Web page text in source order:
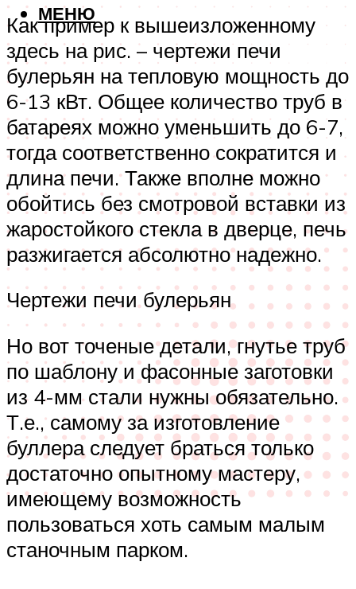
МЕНЮ
Как пример к вышеизложенному
здесь на рис. – чертежи печи
булерьян на тепловую мощность до
6-13 кВт. Общее количество труб в
батареях можно уменьшить до 6-7,
тогда соответственно сократится и
длина печи. Также вполне можно
обойтись без смотровой вставки из
жаростойкого стекла в дверце, печь
разжигается абсолютно надежно.
Чертежи печи булерьян
Но вот точеные детали, гнутье труб
по шаблону и фасонные заготовки
из 4-мм стали нужны обязательно.
Т.е., самому за изготовление
буллера следует браться только
достаточно опытному мастеру,
имеющему возможность
пользоваться хоть самым малым
станочным парком.